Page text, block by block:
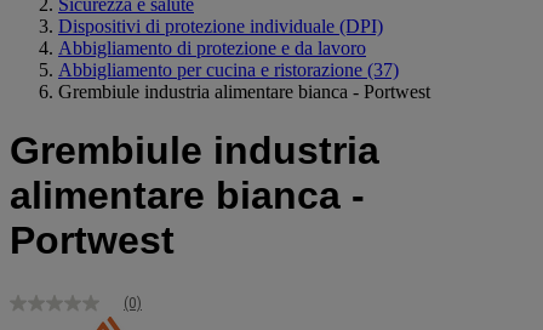
Dispositivi di protezione individuale (DPI)
Abbigliamento di protezione e da lavoro
Abbigliamento per cucina e ristorazione (37)
Grembiule industria alimentare bianca - Portwest
Grembiule industria
alimentare bianca -
Portwest
Nessuna
(0)